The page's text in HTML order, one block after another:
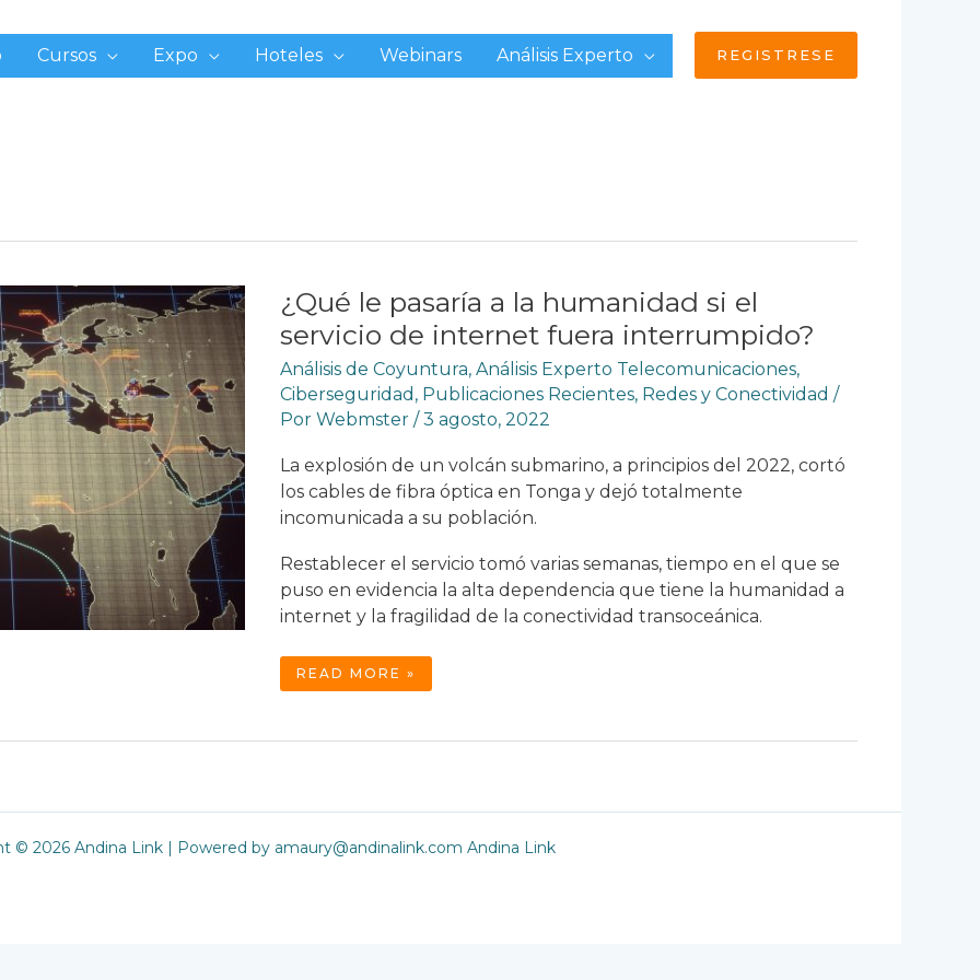
Cursos Expo Hoteles Webinars Análisis Experto REGISTRESE
¿Qué le pasaría a la humanidad si el
servicio de internet fuera interrumpido?
Análisis de Coyuntura, Análisis Experto Telecomunicaciones,
Ciberseguridad , Publicaciones Recientes, Redes y Conectividad /
Por Webmster /3 agosto, 2022
La explosión de un volcán submarino, a principios del 2022, cortó
los cables de fibra óptica en Tonga y dejó totalmente
incomunicada a su población.
Restablecer el servicio tomó varias semanas, tiempo en el que se
puso en evidencia la alta dependencia que tiene la humanidad a
internet y la fragilidad de la conectividad transoceánica.
¿QUÉ
HUMANIDAD
FUERA
READ MORE »
© 2026 Andina Link | Powered by amaury@andinalink.com Andina Link